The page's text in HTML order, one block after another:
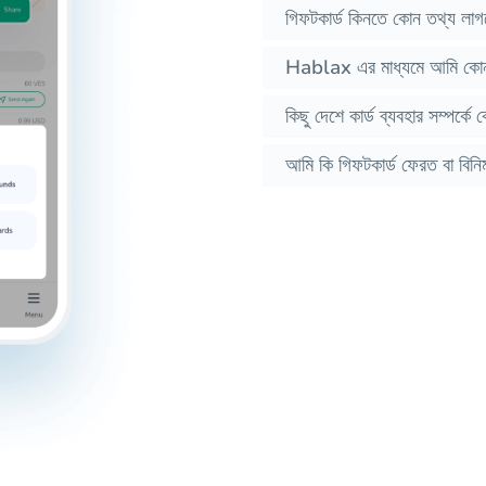
গিফটকার্ড কিনতে কোন তথ্য
Hablax এর মাধ্যমে আমি কোন
কিছু দেশে কার্ড ব্যবহার
আমি কি গিফটকার্ড ফেরত বা